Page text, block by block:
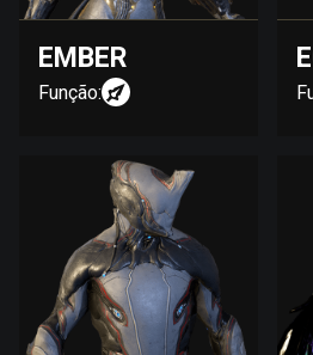
EMBER
Função: